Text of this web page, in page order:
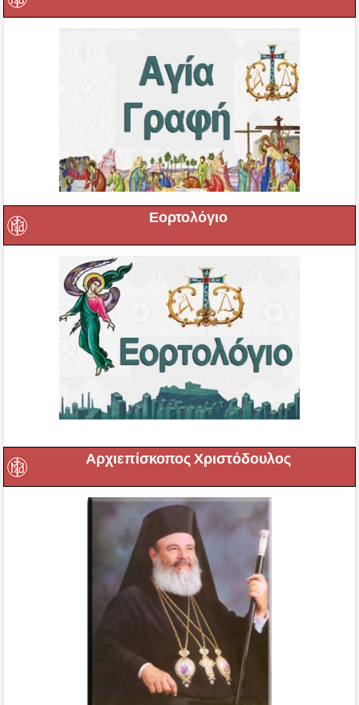
Εορτολόγιο
Αρχιεπίσκοπος Χριστόδουλος